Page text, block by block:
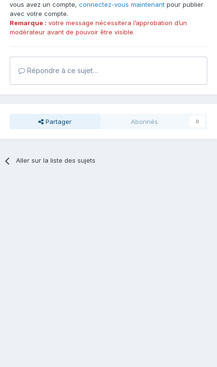
vous avez un compte, connectez-vous maintenant pour publier
avec votre compte.
Remarque : votre message nécessitera l’approbation d’un
modérateur avant de pouvoir être visible.
Répondre à ce sujet…
Partager Abonnés 0
Aller sur la liste des sujets